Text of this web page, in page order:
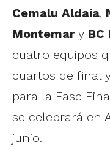
Cemalu Aldaia,
Montemary BC
cuatro equipos
cuartos de final
para la Fase
se celebrará en
junio.